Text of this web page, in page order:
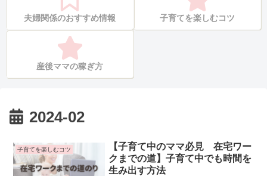
夫婦関係のおすすめ情報 子育てを楽しむコツ
産後ママの稼ぎ方
2024-02
子育てを楽しむコツ
【子育て中のママ必見 在宅ワー
クまでの道】子育て中でも時間を
生み出す方法